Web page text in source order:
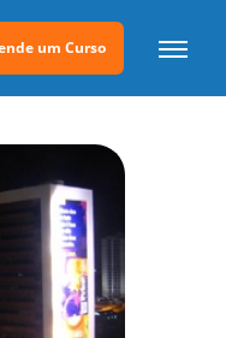
um Curso